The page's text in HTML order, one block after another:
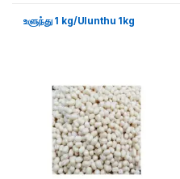
உளுந்து 1 kg/Ulunthu 1kg